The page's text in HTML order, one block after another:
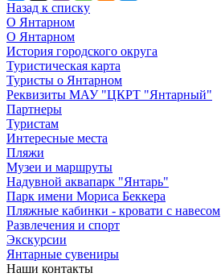
Назад к списку
О Янтарном
О Янтарном
История городского округа
Туристическая карта
Туристы о Янтарном
Реквизиты МАУ "ЦКРТ "Янтарный"
Партнеры
Туристам
Интересные места
Пляжи
Музеи и маршруты
Надувной аквапарк "Янтарь"
Парк имени Мориса Беккера
Пляжные кабинки - кровати с навесом
Развлечения и спорт
Экскурсии
Янтарные сувениры
Наши контакты